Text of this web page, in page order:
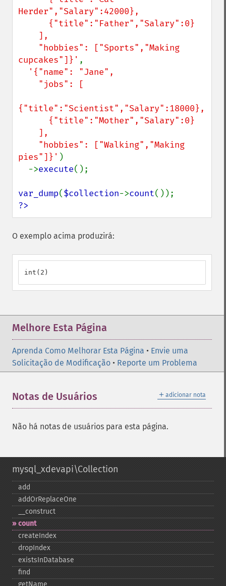
Herder","Salary":42000},
cupcakes"]}' ,
'{"name": "Jane",
{"title":"Scientist","Salary":18000},
pies"]}' )
  ->
execute();
var_dump($collection->count
?>
O exemplo acima produzirá:
int(2)
Melhore Esta Página
Aprenda Como Melhorar Esta Página • Envie uma
Solicitação de Modificação • Reporte um Problema
＋ adicionar nota
Notas de Usuários
Não há notas de usuários para esta página.
mysql_xdevapi\Collection
add
addOrReplaceOne
_​_​construct
count
createIndex
dropIndex
existsInDatabase
find
getName